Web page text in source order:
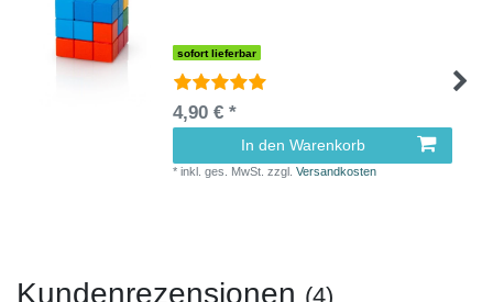
sofort lieferbar
4,90 € *
In den Warenkorb
*inkl. ges. MwSt. zzgl.Versandkosten
Kundenrezensionen (4)